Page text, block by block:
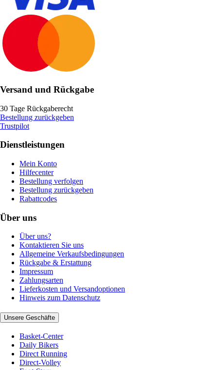
Versand und Rückgabe
30 Tage Rückgaberecht
Bestellung zurückgeben
Trustpilot
Dienstleistungen
Mein Konto
Hilfecenter
Bestellung verfolgen
Bestellung zurückgeben
Rabattcodes
Über uns
Über uns?
Kontaktieren Sie uns
Allgemeine Verkaufsbedingungen
Rückgabe & Erstattung
Impressum
Zahlungsarten
Lieferkosten und Versandoptionen
Hinweis zum Datenschutz
Unsere Geschäfte
Basket-Center
Daily Bikers
Direct Running
Direct-Volley